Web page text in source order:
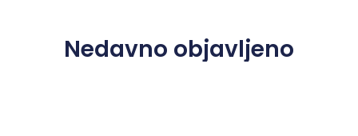
Nedavno objavljeno